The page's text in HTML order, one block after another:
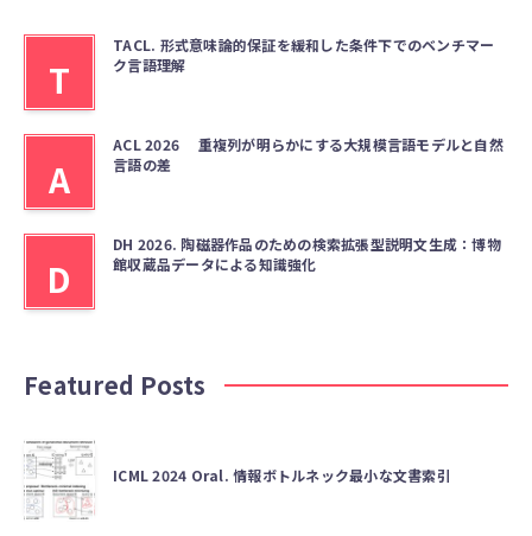
T
TACL. 形式意味論的保証を緩和した条件下でのベンチマー
ク言語理解
A
ACL 2026 重複列が明らかにする大規模言語モデルと自然
言語の差
D
DH 2026. 陶磁器作品のための検索拡張型説明文生成：博物
館収蔵品データによる知識強化
Featured Posts
ICML 2024 Oral. 情報ボトルネック最小な文書索引